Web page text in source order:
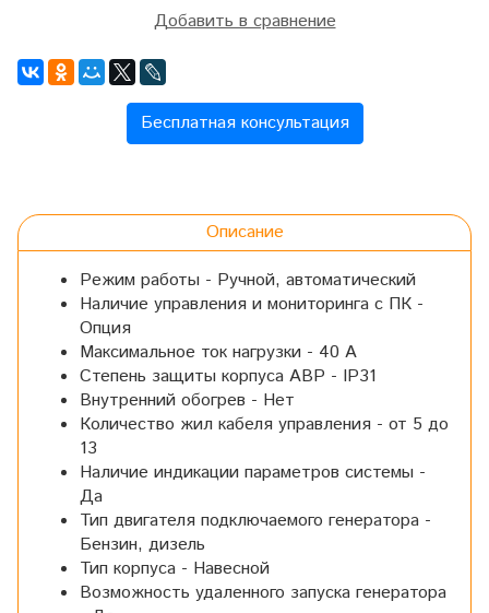
Добавить в сравнение
Бесплатная консультация
Описание
Режим работы - Ручной, автоматический
Наличие управления и мониторинга с ПК -
Опция
Максимальное ток нагрузки - 40 A
Степень защиты корпуса АВР - IP31
Внутренний обогрев - Нет
Количество жил кабеля управления - от 5 до
13
Наличие индикации параметров системы -
Да
Тип двигателя подключаемого генератора -
Бензин, дизель
Тип корпуса - Навесной
Возможность удаленного запуска генератора